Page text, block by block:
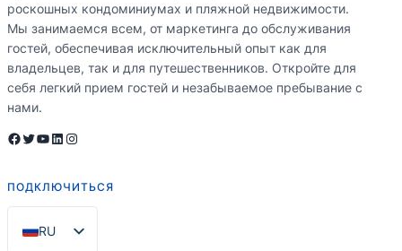
роскошных кондоминиумах и пляжной недвижимости.
Мы занимаемся всем, от маркетинга до обслуживания
гостей, обеспечивая исключительный опыт как для
владельцев, так и для путешественников. Откройте для
себя легкий прием гостей и незабываемое пребывание с
нами.
Facebook Twitter YouTube LinkedIn Instagram
ПОДКЛЮЧИТЬСЯ
RU